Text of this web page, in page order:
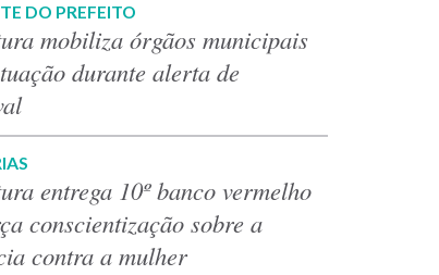
DO PREFEITO
mobiliza órgãos municipais
durante alerta de
entrega 10º banco vermelho
conscientização sobre a
contra a mulher